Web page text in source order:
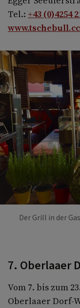
Tel.: +43 (0)4254
www.tschebull.cc
Der Grill in der
7. Oberlaaer
Vom 7. bis zum
Oberlaaer Dorf-